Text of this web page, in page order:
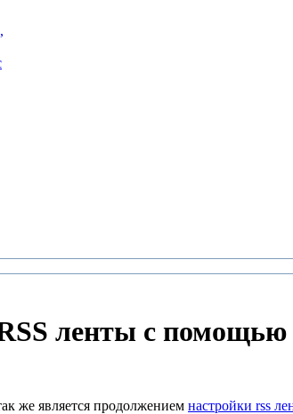
ленты с
же является продолжением настройки rss